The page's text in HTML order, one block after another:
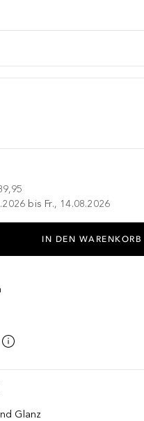
bis Fr., 14.08.2026
IN DEN WARENKORB
Glanz